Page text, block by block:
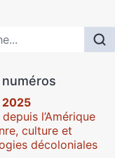
2025
l’Amérique
culture et
décoloniales